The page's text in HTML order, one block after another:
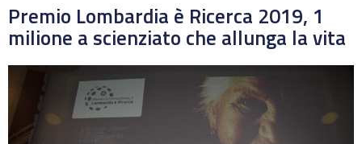
Premio Lombardia è Ricerca 2019, 1
milione a scienziato che allunga la vita